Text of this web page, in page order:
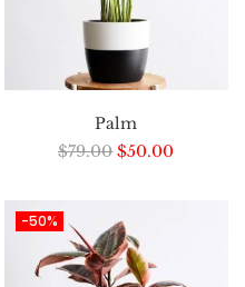
Palm
$79.00 $50.00
-50%